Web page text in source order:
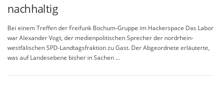
nachhaltig
Bei einem Treffen der Freifunk Bochum-Gruppe im Hackerspace Das Labor
war Alexander Vogt, der medienpolitischen Sprecher der nordrhein-
westfälischen SPD-Landtagsfraktion zu Gast. Der Abgeordnete erläuterte,
was auf Landesebene bisher in Sachen …